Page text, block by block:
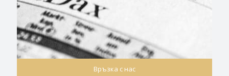
Връзка с нас